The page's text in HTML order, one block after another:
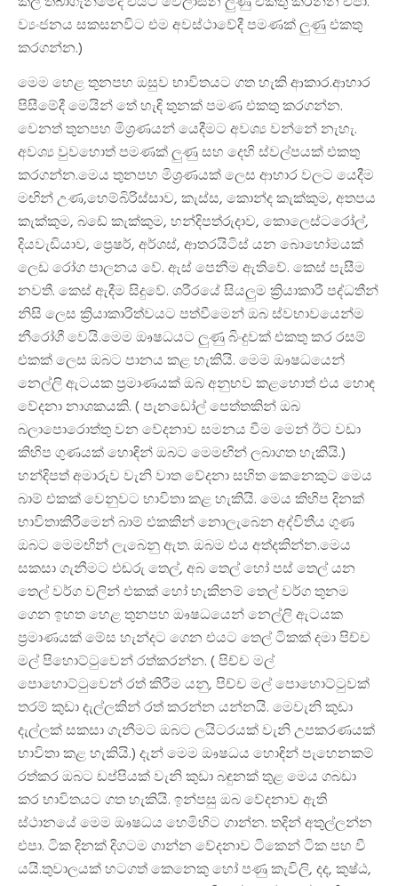
ව්‍යංජනය සකසනවිට එම අවස්ථාවේදී පමණක් ලුණු එකතු
කරගන්න.)
මෙම හෙළ තුනපහ ඔසුව භාවිතයට ගත හැකි ආකාර.ආහාර
පිසීමේදී මෙයින් තේ හැඳි තුනක් පමණ එකතු කරගන්න.
වෙනත් තුනපහ මිශ්‍රණයන් යෙදීමට අවශ්‍ය වන්නේ නැහැ.
අවශ්‍ය වුවහොත් පමණක් ලුණු සහ දෙහි ස්වල්පයක් එකතු
කරගන්න.මෙය තුනපහ මිශ්‍රණයක් ලෙස ආහාර වලට යෙදීම
මඟින් උණ,හෙම්බිරිස්සාව, කැස්ස, කොන්ද කැක්කුම, අතපය
කැක්කුම, බඩේ කැක්කුම, හන්දිපත්රුදාව, කොලෙස්ටරෝල්,
දියවැඩියාව, ප්‍රෙෂර්, අර්ශස්, ආතරයිටිස් යන බොහෝමයක්
ලෙඩ රෝග පාලනය වේ. ඇස් පෙනීම ඇතිවේ. කෙස් පැසීම
නවතී. කෙස් ඇදීම සිදුවේ. ශරීරයේ සියලුම ක්‍රියාකාරී පද්ධතීන්
නිසි ලෙස ක්‍රියාකාරිත්වයට පත්වීමෙන් ඔබ ස්වභාවයෙන්ම
නීරෝගී වෙයි.මෙම ඖෂධයට ලුණු බිංදුවක් එකතු කර රසම්
එකක් ලෙස ඔබට පානය කළ හැකියි. මෙම ඖෂධයෙන්
නෙල්ලි ඇටයක ප්‍රමාණයක් ඔබ අනුභව කළහොත් එය හොඳ
වේදනා නාශකයකි. ( පැනඩෝල් පෙත්තකින් ඔබ
බලාපොරොත්තු වන වේදනාව සමනය වීම මෙන් ඊට වඩා
කිහිප ගුණයක් හොඳින් ඔබට මෙමඟින් ලබාගත හැකියි.)
හන්දිපත් අමාරුව වැනි වාත වේදනා සහිත කෙනෙකුට මෙය
බාම් එකක් වෙනුවට භාවිතා කළ හැකියි. මෙය කිහිප දිනක්
භාවිතාකිරීමෙන් බාම් එකකින් නොලැබෙන අද්විතීය ගුණ
ඔබට මෙමඟින් ලැබෙනු ඇත. ඔබම එය අත්දකින්න.මෙය
සකසා ගැනීමට එඬරු තෙල්, අබ තෙල් හෝ පස් තෙල් යන
තෙල් වර්ග වලින් එකක් හෝ හැකිනම් තෙල් වර්ග තුනම
ගෙන ඉහත හෙළ තුනපහ ඖෂධයෙන් නෙල්ලි ඇටයක
ප්‍රමාණයක් මේස හැන්දට ගෙන එයට තෙල් ටිකක් දමා පිච්ච
මල් පිහොට්ටුවෙන් රත්කරන්න. ( පිච්ච මල්
පොහොට්ටුවෙන් රත් කිරීම යනු, පිච්ච මල් පොහොට්ටුවක්
තරම් කුඩා දැල්ලකින් රත් කරන්න යන්නයි. මෙවැනි කුඩා
දැල්ලක් සකසා ගැනීමට ඔබට ලයිටරයක් වැනි උපකරණයක්
භාවිතා කළ හැකියි.) දැන් මෙම ඖෂධය හොඳින් පැහෙනකම්
රත්කර ඔබට ඩප්පියක් වැනි කුඩා බඳුනක් තුළ මෙය ගබඩා
කර භාවිතයට ගත හැකියි. ඉන්පසු ඔබ වේදනාව ඇති
ස්ථානයේ මෙම ඖෂධය හෙමිහිට ගාන්න. තදින් අතුල්ලන්න
එපා. ටික දිනක් දිගටම ගාන්න වේදනාව ටිකෙන් ටික පහ වී
යයි.තුවාලයක් හටගත් කෙනෙකු හෝ පණු කැවිලි, දද, කුෂ්ඨ,